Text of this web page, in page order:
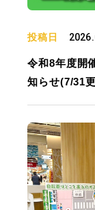
投稿日
令和8年度開
知らせ(7/31